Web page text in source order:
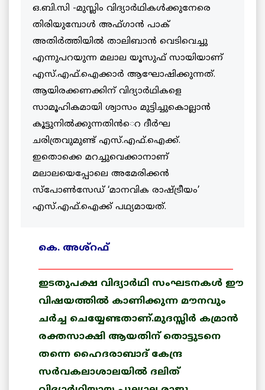
ഒ.ബി.സി -മുസ്ലിം വിദ്യാര്‍ഥികള്‍ക്കുനേരെ
തിരിയുമ്പോള്‍ അഫ്ഗാന്‍ പാക്
അതിര്‍ത്തിയില്‍ താലിബാന്‍ വെടിവെച്ചു
എന്നുപറയുന്ന മലാല യൂസുഫ് സായിയാണ്
എസ്.എഫ്.ഐക്കാര്‍ ആഘോഷിക്കുന്നത്.
ആയിരക്കണക്കിന് വിദ്യാര്‍ഥികളെ
സാമൂഹികമായി ശ്വാസം മുട്ടിച്ചുകൊല്ലാന്‍
കൂട്ടുനില്‍ക്കുന്നതിന്‍െറ ദീര്‍ഘ
ചരിത്രവുമുണ്ട് എസ്.എഫ്.ഐക്ക്.
ഇതൊക്കെ മറച്ചുവെക്കാനാണ്
മലാലയെപ്പോലെ അമേരിക്കന്‍
സ്പോണ്‍സേഡ് ‘മാനവിക രാഷ്ട്രീയം’
എസ്.എഫ്.ഐക്ക് പഥ്യമായത്.
കെ. അശ്റഫ്
_______________________________________________
ഇടതുപക്ഷ വിദ്യാര്‍ഥി സംഘടനകള്‍ ഈ
വിഷയത്തില്‍ കാണിക്കുന്ന മൗനവും
ചര്‍ച്ച ചെയ്യേണ്ടതാണ്.മുദസ്സിര്‍ കമ്രാന്‍
രക്തസാക്ഷി ആയതിന് തൊട്ടുടനെ
തന്നെ ഹൈദരാബാദ് കേന്ദ്ര
സര്‍വകലാശാലയില്‍ ദലിത്